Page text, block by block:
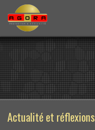
Actualité et réflexions